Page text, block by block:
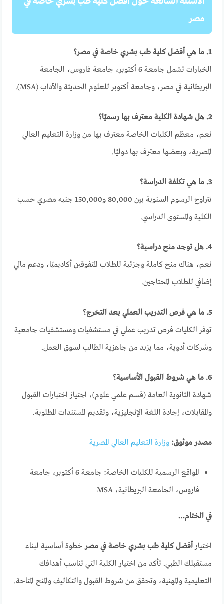
مصر
1. ما هي أفضل كلية طب بشري خاصة في مصر؟
الخيارات تشمل جامعة 6 أكتوبر، جامعة فاروس، الجامعة
البريطانية في مصر، وجامعة أكتوبر للعلوم الحديثة والآداب (MSA).
2. هل شهادة الكلية معترف بها رسميًا؟
نعم، معظم الكليات الخاصة معترف بها من وزارة التعليم العالي
المصرية، وبعضها معترف بها دوليًا.
3. ما هي تكلفة الدراسة؟
تتراوح الرسوم السنوية بين 80,000 و150,000 جنيه مصري حسب
الكلية والمستوى الدراسي.
4. هل توجد منح دراسية؟
نعم، هناك منح كاملة وجزئية للطلاب المتفوقين أكاديميًا، ودعم مالي
إضافي للطلاب المحتاجين.
5. ما هي فرص التدريب العملي بعد التخرج؟
توفر الكليات فرص تدريب عملي في مستشفيات ومستشفيات جامعية
وشركات أدوية، مما يزيد من جاهزية الطالب لسوق العمل.
6. ما هي شروط القبول الأساسية؟
شهادة الثانوية العامة (قسم علمي علوم)، اجتياز اختبارات القبول
والمقابلات، إجادة اللغة الإنجليزية، وتقديم المستندات المطلوبة.
مصدر موثوق:وزارة التعليم العالي المصرية
المواقع الرسمية للكليات الخاصة: جامعة 6 أكتوبر، جامعة
فاروس، الجامعة البريطانية، MSA
في الختام…
اختيارأفضل كلية طب بشري خاصة في مصرخطوة أساسية لبناء
مستقبلك الطبي. تأكد من اختيار الكلية التي تناسب أهدافك
التعليمية والمهنية، وتحقق من شروط القبول والتكاليف والمنح المتاحة.